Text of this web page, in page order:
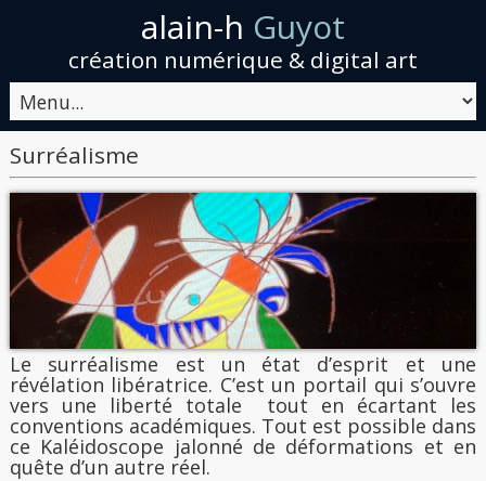
alain-h Guyot
création numérique & digital art
Surréalisme
Le surréalisme est un état d’esprit et une
révélation libératrice. C’est un portail qui s’ouvre
vers une liberté totale tout en écartant les
conventions académiques. Tout est possible dans
ce Kaléidoscope jalonné de déformations et en
quête d’un autre réel.